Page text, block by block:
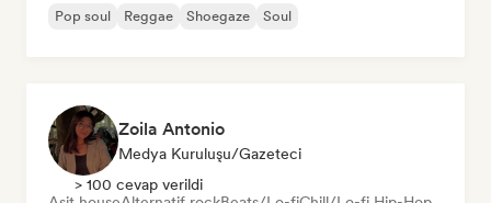
Pop soul
Reggae Shoegaze Soul
Zoila Antonio
Medya Kuruluşu/Gazeteci
> 100 cevap verildi